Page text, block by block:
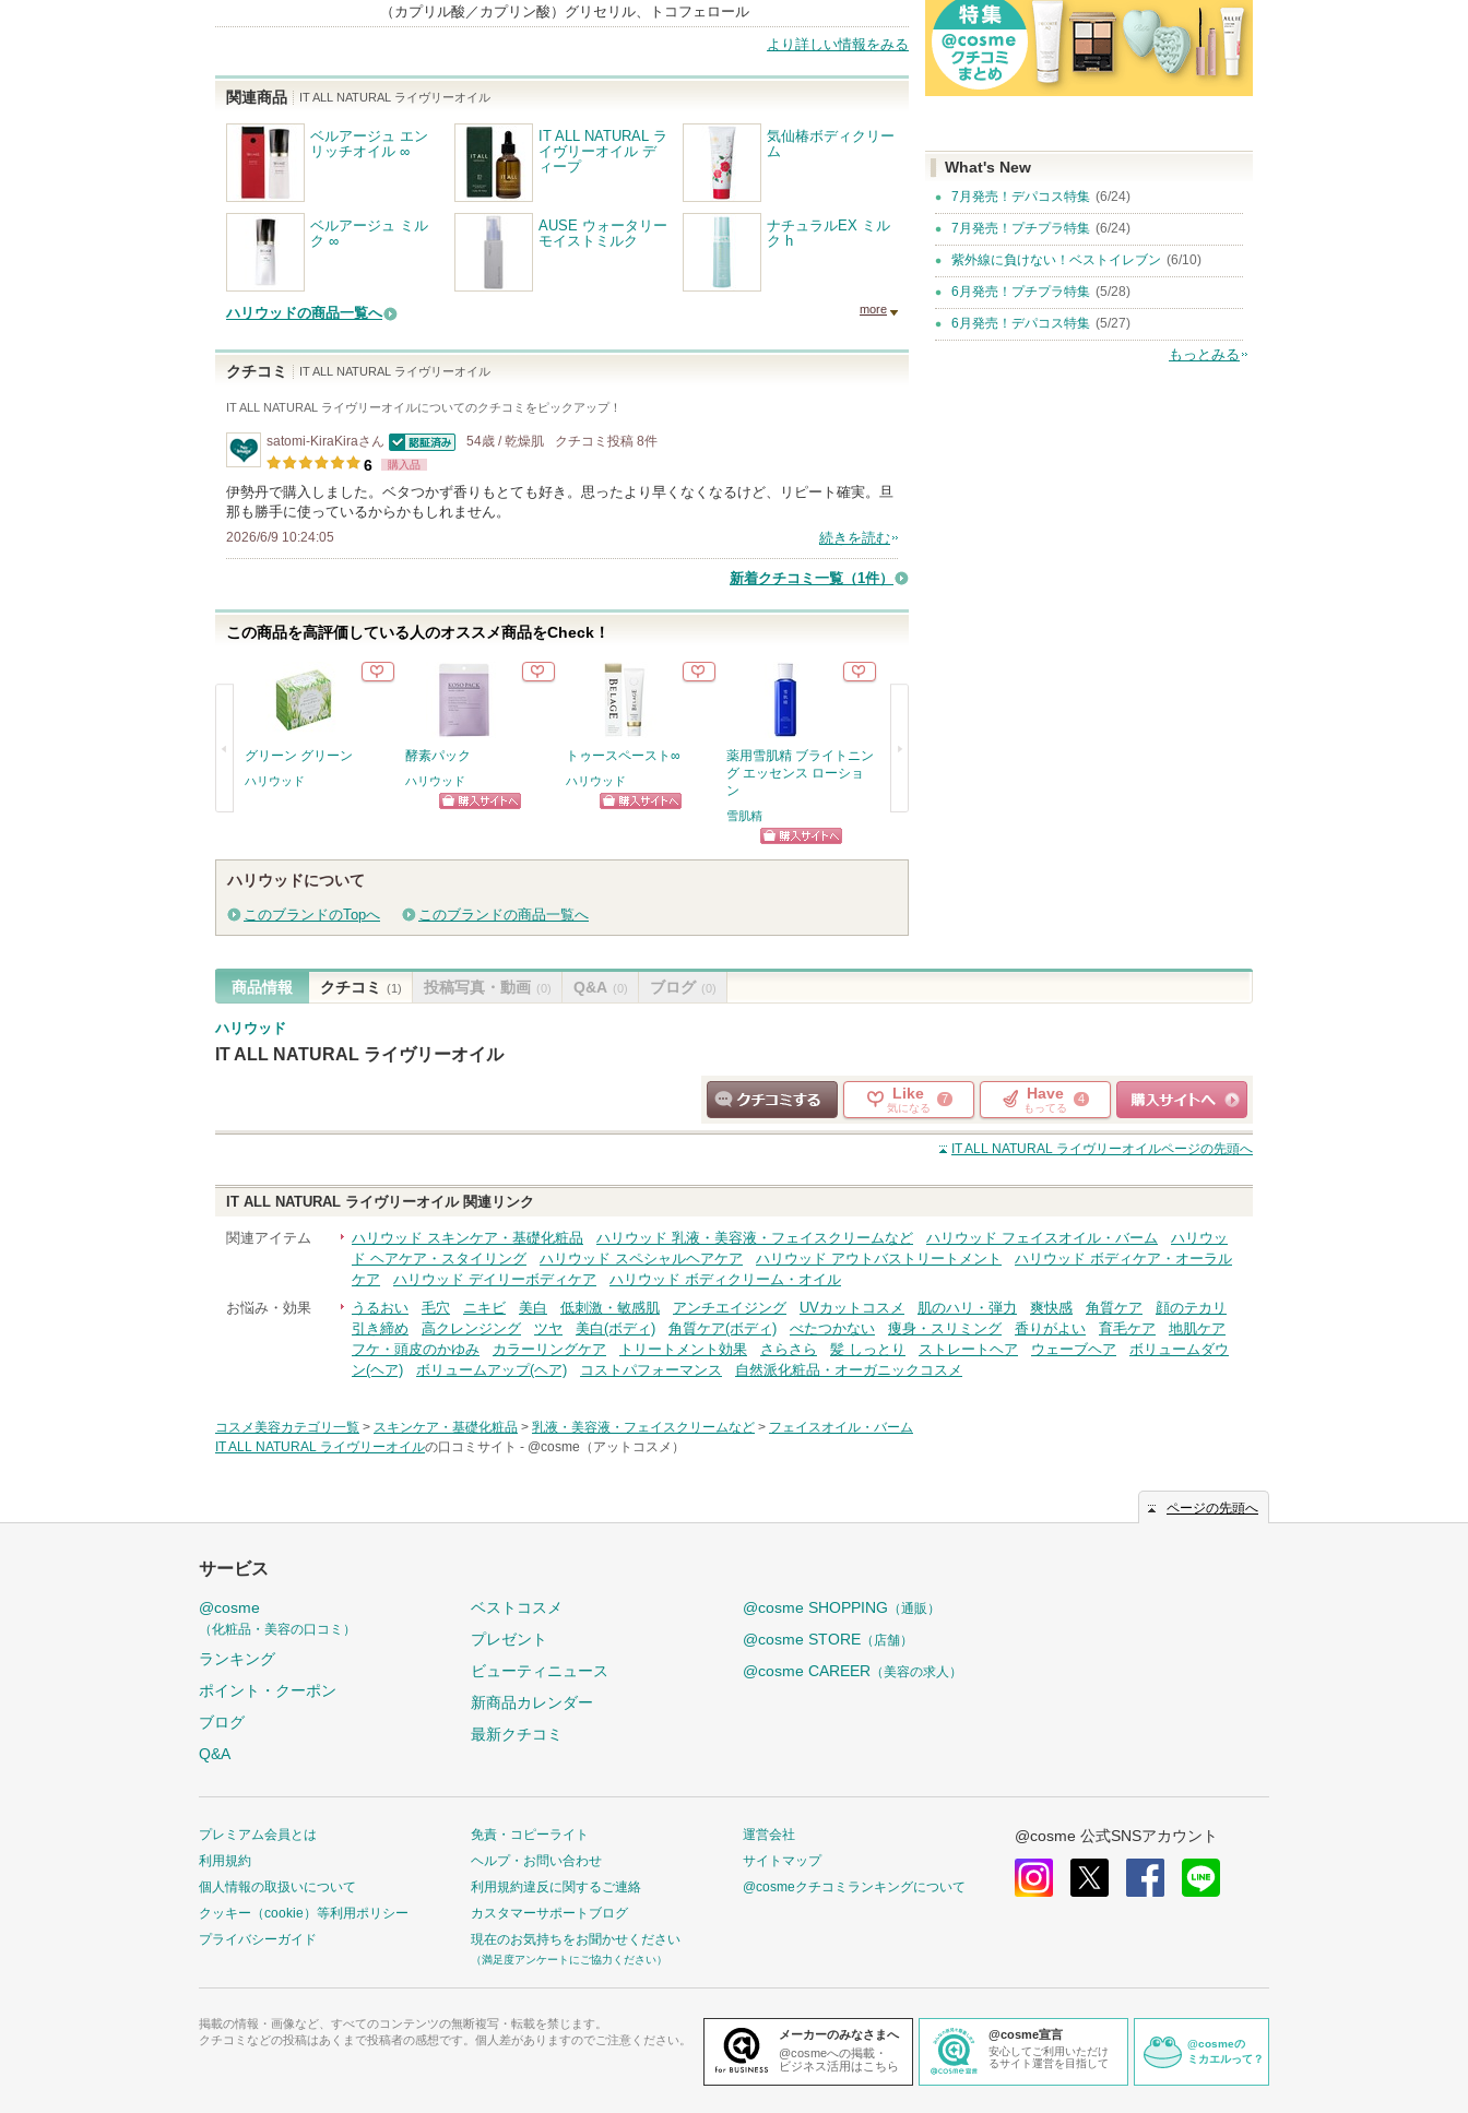
（カプリル酸／カプリン酸）グリセリル、トコフェロール
より詳しい情報をみる
関連商品 IT ALL NATURAL ライヴリーオイル
ベルアージュ エン
リッチオイル ∞
IT ALL NATURAL ラ
イヴリーオイル デ
ィープ
気仙椿ボディクリー
ム
ベルアージュ ミル
ク ∞
AUSE ウォータリー
モイストミルク
ナチュラルEX ミル
ク h
ハリウッドの商品一覧へ more
クチコミ IT ALL NATURAL ライヴリーオイル
IT ALL NATURAL ライヴリーオイルについてのクチコミをピックアップ！
satomi-KiraKiraさん
認証済
54歳 / 乾燥肌 クチコミ投稿 8件
6 購入品
伊勢丹で購入しました。ベタつかず香りもとても好き。思ったより早くなくなるけど、リピート確実。旦
那も勝手に使っているからかもしれません。
2026/6/9 10:24:05 続きを読む
新着クチコミ一覧 （1件）
この商品を高評価している人のオススメ商品をCheck！
グリーン グリーン
ハリウッド
酵素パック
ハリウッド
トゥースペースト∞
ハリウッド
薬用雪肌精 ブライトニン
グ エッセンス ローショ
ン
雪肌精
ショッピン
ハリウッドについて
このブランドのTopへ このブランドの商品一覧へ
What's New
7月発売！デパコス特集 (6/24)
7月発売！プチプラ特集 (6/24)
紫外線に負けない！ベストイレブン (6/10)
6月発売！プチプラ特集 (5/28)
6月発売！デパコス特集 (5/27)
もっとみる
商品情報 クチコミ (1) 投稿写真・動画 (0) Q&A (0) ブログ (0)
ハリウッド
IT ALL NATURAL ライヴリーオイル
クチコミする
Like
気になる
7 Have
もってる
4
ショッピングサイト
へ
IT ALL NATURAL ライヴリーオイルページの先頭へ
IT ALL NATURAL ライヴリーオイル関連リンク
関連アイテム ハリウッド スキンケア・基礎化粧品 ハリウッド 乳液・美容液・フェイスクリームなど ハリウッド フェイスオイル・バーム
ハリウッ
ド ヘアケア・スタイリング
ハリウッド スペシャルヘアケア ハリウッド アウトバストリートメント
ハリウッド ボディケア・オーラル
ケア
ハリウッド デイリーボディケア
ハリウッド ボディクリーム・オイル
お悩み・効果
うるおい 毛穴 ニキビ 美白 低刺激・敏感肌 アンチエイジング UVカットコスメ 肌のハリ・弾力 爽快感 角質ケア
顔のテカリ
引き締め
高クレンジング ツヤ 美白(ボディ) 角質ケア(ボディ) べたつかない 痩身・スリミング 香りがよい 育毛ケア
地肌ケア
フケ・頭皮のかゆみ
カラーリングケア トリートメント効果 さらさら 髪 しっとり ストレートヘア ウェーブヘア
ボリュームダウ
ン(ヘア)
ボリュームアップ(ヘア) コストパフォーマンス 自然派化粧品・オーガニックコスメ
コスメ美容カテゴリ一覧 > スキンケア・基礎化粧品 > 乳液・美容液・フェイスクリームなど > フェイスオイル・バーム
IT ALL NATURAL ライヴリーオイルの口コミサイト - @cosme（アットコスメ）
ページの先頭へ
サービス
@cosme
（化粧品・美容の口コミ）
ランキング
ポイント・クーポン
ブログ
Q&A
ベストコスメ
プレゼント
ビューティニュース
新商品カレンダー
最新クチコミ
@cosme SHOPPING （通販）
@cosme STORE （店舗）
@cosme CAREER （美容の求人）
プレミアム会員とは
利用規約
個人情報の取扱いについて
クッキー（cookie）等利用ポリシー
プライバシーガイド
免責・コピーライト
ヘルプ・お問い合わせ
利用規約違反に関するご連絡
カスタマーサポートブログ
現在のお気持ちをお聞かせください
（満足度アンケートにご協力ください）
運営会社
サイトマップ
@cosmeクチコミランキングについて
@cosme 公式SNSアカウント
掲載の情報・画像など、すべてのコンテンツの無断複写・転載を禁じます。
クチコミなどの投稿はあくまで投稿者の感想です。個人差がありますのでご注意ください。
メーカーのみなさまへ
@cosmeへの掲載・
ビジネス活用はこちら
@cosme宣言
安心してご利用いただけ
るサイト運営を目指して
@cosmeの
ミカエルって？